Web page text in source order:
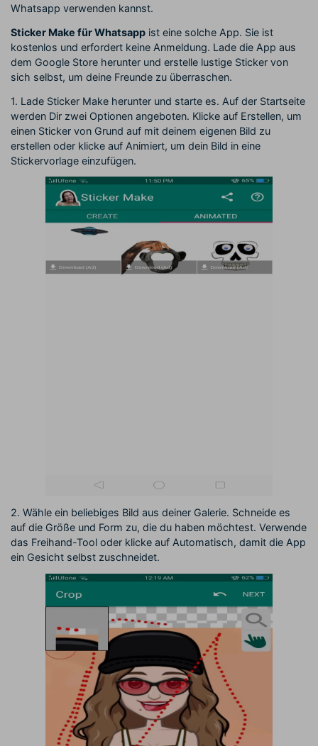
Whatsapp verwenden kannst.
Sticker Make für Whatsapp ist eine solche App. Sie ist
kostenlos und erfordert keine Anmeldung. Lade die App aus
dem Google Store herunter und erstelle lustige Sticker von
sich selbst, um deine Freunde zu überraschen.
1. Lade Sticker Make herunter und starte es. Auf der Startseite
werden Dir zwei Optionen angeboten. Klicke auf Erstellen, um
einen Sticker von Grund auf mit deinem eigenen Bild zu
erstellen oder klicke auf Animiert, um dein Bild in eine
Stickervorlage einzufügen.
2. Wähle ein beliebiges Bild aus deiner Galerie. Schneide es
auf die Größe und Form zu, die du haben möchtest. Verwende
das Freihand-Tool oder klicke auf Automatisch, damit die App
ein Gesicht selbst zuschneidet.